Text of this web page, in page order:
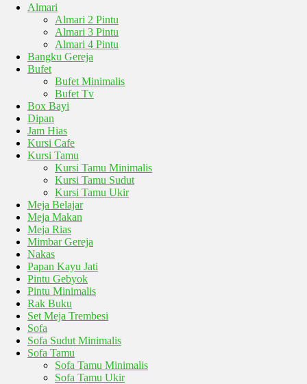
Almari
Almari 2 Pintu
Almari 3 Pintu
Almari 4 Pintu
Bangku Gereja
Bufet
Bufet Minimalis
Bufet Tv
Box Bayi
Dipan
Jam Hias
Kursi Cafe
Kursi Tamu
Kursi Tamu Minimalis
Kursi Tamu Sudut
Kursi Tamu Ukir
Meja Belajar
Meja Makan
Meja Rias
Mimbar Gereja
Nakas
Papan Kayu Jati
Pintu Gebyok
Pintu Minimalis
Rak Buku
Set Meja Trembesi
Sofa
Sofa Sudut Minimalis
Sofa Tamu
Sofa Tamu Minimalis
Sofa Tamu Ukir